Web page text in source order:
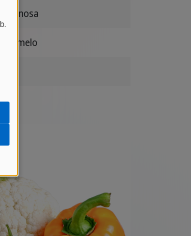
espinosa
Pomelo